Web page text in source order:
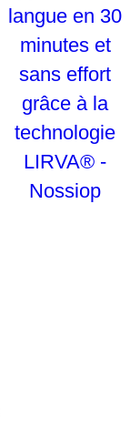
langue en 30
minutes et
sans effort
grâce à la
technologie
LIRVA® -
Nossiop